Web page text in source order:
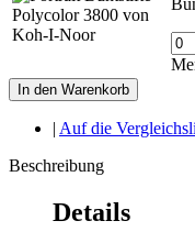
In den Warenkorb
| Auf die
Beschreibung
Details